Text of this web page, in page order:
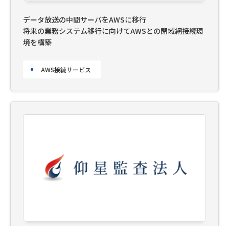
データ放送の中間サーバをAWSに移行
将来の業務システム移行に向けてAWSとの閉域網接続環
境を構築
AWS接続サービス